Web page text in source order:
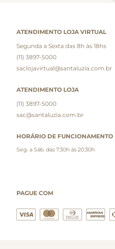
ATENDIMENTO LOJA VIRTUAL
Segunda a Sexta das 8h às 18hs
(11) 3897-5000
saclojavirtual@santaluzia.com.br
ATENDIMENTO LOJA
(11) 3897-5000
sac@santaluzia.com.br
HORÁRIO DE FUNCIONAMENTO
Seg. a Sáb. das 7:30h às 20:30h
PAGUE COM